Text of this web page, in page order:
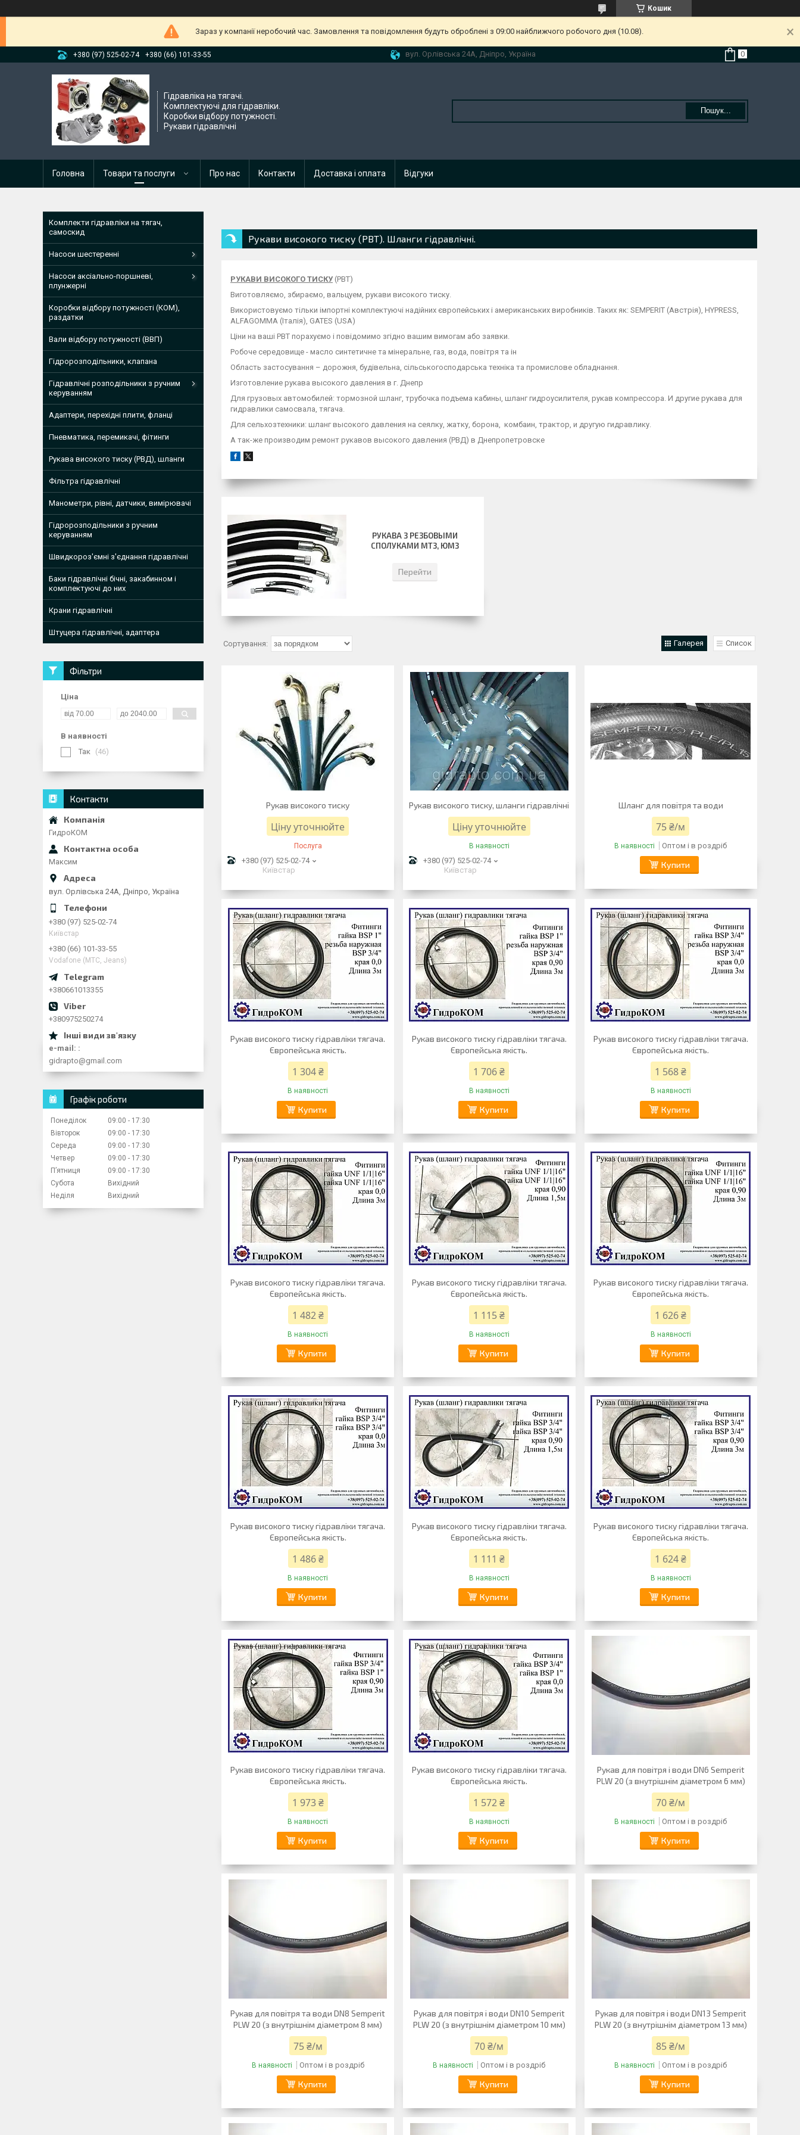
Кошик
Зараз у компанії неробочий час. Замовлення та повідомлення будуть оброблені з 09:00 найближчого робочого дня (10.08).
+380 (97) 525-02-74 +380 (66) 101-33-55 вул. Орлівська 24А, Дніпро, Україна
Гідравліка на тягачі.
Комплектуючі для гідравліки.
Коробки відбору потужності.
Рукави гідравлічні
Пошук...
Головна Товари та послуги Про нас Контакти Доставка і оплата Відгуки
Рукави високого тиску (РВТ). Шланги гідравлічні.
РУКАВИ ВИСОКОГО ТИСКУ (РВТ)
Виготовляємо, збираємо, вальцуем, рукави високого тиску.
Використовуємо тільки імпортні комплектуючі надійних європейських і американських виробників. Таких як: SEMPERIT (Австрія), HYPRESS,
ALFAGOMMA (Італія), GATES (USA)
Ціни на ваші РВТ порахуємо і повідомимо згідно вашим вимогам або заявки.
Робоче середовище - масло синтетичне та мінеральне, газ, вода, повітря та ін
Область застосування – дорожня, будівельна, сільськогосподарська техніка та промислове обладнання.
Изготовление рукава высокого давления в г. Днепр
Для грузовых автомобилей: тормозной шланг, трубочка подъема кабины, шланг гидроусилителя, рукав компрессора. И другие рукава для
гидравлики самосвала, тягача.
Для сельхозтехники: шланг высокого давления на сеялку, жатку, борона, комбаин, трактор, и другую гидравлику.
А так-же производим ремонт рукавов высокого давления (РВД) в Днепропетровске
РУКАВА З РЕЗБОВЫМИ
СПОЛУКАМИ МТЗ, ЮМЗ
Перейти
Галерея Список
Рукав високого тиску
Ціну уточнюйте
Послуга
+380 (97) 525-02-74
Київстар
Рукав високого тиску, шланги гідравлічні
Ціну уточнюйте
В наявності
+380 (97) 525-02-74
Київстар
Шланг для повітря та води
75 ₴/м
В наявності Оптом і в роздріб
Купити
Рукав високого тиску гідравліки тягача.
Європейська якість.
1 304 ₴
В наявності
Купити
Рукав високого тиску гідравліки тягача.
Європейська якість.
1 706 ₴
В наявності
Купити
Рукав високого тиску гідравліки тягача.
Європейська якість.
1 568 ₴
В наявності
Купити
Рукав високого тиску гідравліки тягача.
Європейська якість.
1 482 ₴
В наявності
Купити
Рукав високого тиску гідравліки тягача.
Європейська якість.
1 115 ₴
В наявності
Купити
Рукав високого тиску гідравліки тягача.
Європейська якість.
1 626 ₴
В наявності
Купити
Рукав високого тиску гідравліки тягача.
Європейська якість.
1 486 ₴
В наявності
Купити
Рукав високого тиску гідравліки тягача.
Європейська якість.
1 111 ₴
В наявності
Купити
Рукав високого тиску гідравліки тягача.
Європейська якість.
1 624 ₴
В наявності
Купити
Рукав високого тиску гідравліки тягача.
Європейська якість.
1 973 ₴
В наявності
Купити
Рукав високого тиску гідравліки тягача.
Європейська якість.
1 572 ₴
В наявності
Купити
Рукав для повітря і води DN6 Semperit
PLW 20 (з внутрішнім діаметром 6 мм)
70 ₴/м
В наявності Оптом і в роздріб
Купити
Рукав для повітря та води DN8 Semperit
PLW 20 (з внутрішнім діаметром 8 мм)
75 ₴/м
В наявності Оптом і в роздріб
Купити
Рукав для повітря і води DN10 Semperit
PLW 20 (з внутрішнім діаметром 10 мм)
70 ₴/м
В наявності Оптом і в роздріб
Купити
Рукав для повітря і води DN13 Semperit
PLW 20 (з внутрішнім діаметром 13 мм)
85 ₴/м
В наявності Оптом і в роздріб
Купити
Комплекти гідравліки на тягач,
самоскид
Насоси шестеренні
Насоси аксіально-поршневі,
плунжерні
Коробки відбору потужності (КОМ),
раздатки
Вали відбору потужності (ВВП)
Гідророзподільники, клапана
Гідравлічні розподільники з ручним
керуванням
Адаптери, перехідні плити, фланці
Пневматика, перемикачі, фітинги
Рукава високого тиску (РВД), шланги
Фільтра гідравлічні
Манометри, рівні, датчики, вимірювачі
Гідророзподільники з ручним
керуванням
Швидкороз'ємні з'єднання гідравлічні
Баки гідравлічні бічні, закабинном і
комплектуючі до них
Крани гідравлічні
Штуцера гідравлічні, адаптера
Фільтри
Ціна
В наявності
Так
46
Контакти
ГидроКОМ
Максим
вул. Орлівська 24А, Дніпро, Україна
+380 (97) 525-02-74
Київстар
+380 (66) 101-33-55
Vodafone (МТС, Jeans)
+380661013355
+380975250274
e-mail:
gidrapto@gmail.com
Графік роботи
Понеділок 09:00
17:30
Вівторок
09:00
17:30
Середа
09:00
17:30
Четвер
09:00
17:30
Пʼятниця
09:00
17:30
Субота
Вихідний
Неділя
Вихідний